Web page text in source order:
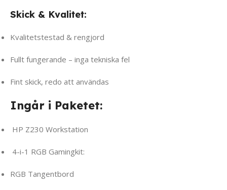
Skick & Kvalitet:
Kvalitetstestad & rengjord
Fullt fungerande – inga tekniska fel
Fint skick, redo att användas
Ingår i Paketet:
HP Z230 Workstation
4-i-1 RGB Gamingkit:
RGB Tangentbord